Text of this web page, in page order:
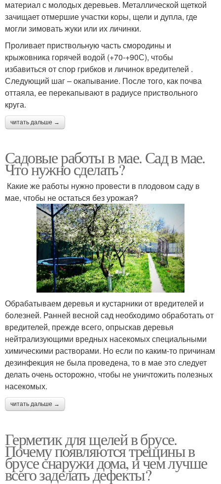
материал с молодых деревьев. Металлической щеткой
зачищает отмершие участки коры, щели и дупла, где
могли зимовать жуки или их личинки.
Проливает приствольную часть смородины и
крыжовника горячей водой (+70-+90С), чтобы
избавиться от спор грибков и личинок вредителей .
Следующий шаг – окапывание. После того, как почва
оттаяла, ее перекапывают в радиусе приствольного
круга.
читать дальше →
Садовые работы в мае. Сад в мае.
Что нужно сделать?
Какие же работы нужно провести в плодовом саду в
мае, чтобы не остаться без урожая?
Обрабатываем деревья и кустарники от вредителей и
болезней. Ранней весной сад необходимо обработать от
вредителей, прежде всего, опрыскав деревья
нейтрализующими вредных насекомых специальными
химическими растворами. Но если по каким-то причинам
дезинфекция не была проведена, то в мае это следует
делать очень осторожно, чтобы не уничтожить полезных
насекомых.
читать дальше →
Герметик для щелей в брусе.
Почему появляются трещины в
брусе снаружи дома, и чем лучше
всего заделать дефекты?